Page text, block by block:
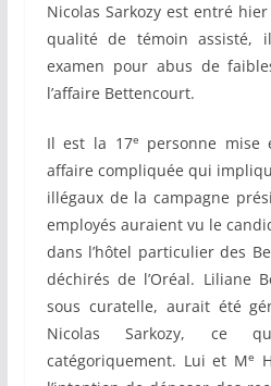
Nicolas Sarkozy est entré
qualité de témoin
examen pour abus de
l’affaire Bettencourt.
Il est la 17e
personne mise
affaire compliquée qui
illégaux de la campagne
employés auraient vu le
dans l’hôtel particulier des
déchirés de l’Oréal. Liliane
sous curatelle, aurait été
Nicolas Sarkozy, ce
catégoriquement. Lui et Me